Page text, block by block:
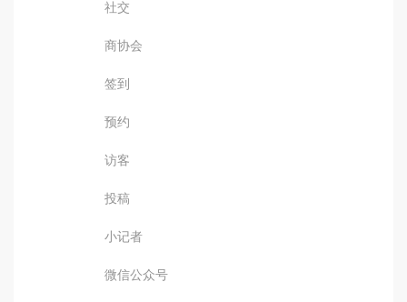
社交
商协会
签到
预约
访客
投稿
小记者
微信公众号